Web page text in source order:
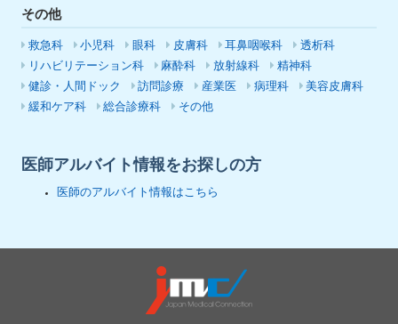
その他
救急科 小児科 眼科 皮膚科 耳鼻咽喉科
透析科
リハビリテーション科
麻酔科 放射線科
精神科
健診・人間ドック
訪問診療 産業医 病理科
美容皮膚科
緩和ケア科
総合診療科 その他
医師アルバイト情報をお探しの方
医師のアルバイト情報はこちら